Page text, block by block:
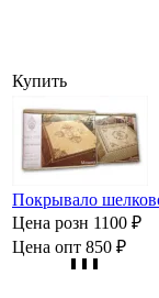
Купить
Покрывало
Цена розн 1100 ₽
Цена опт 850 ₽